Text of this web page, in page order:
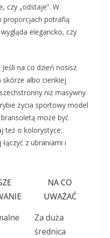
czy „odstaje”. W
proporcjach potrafią
elegancko, czy
na co dzień nosisz
skórze albo cienkiej
niż masywny
życia sportowy model
może być
też o kolorystyce:
z ubraniami i
NA CO
UWAŻAĆ
Za duża
średnica